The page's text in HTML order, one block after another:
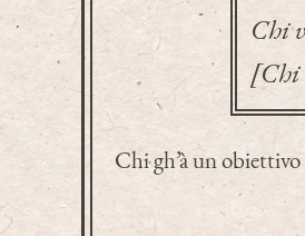
Chi
[Chi
Chi gh’à un obiettivo